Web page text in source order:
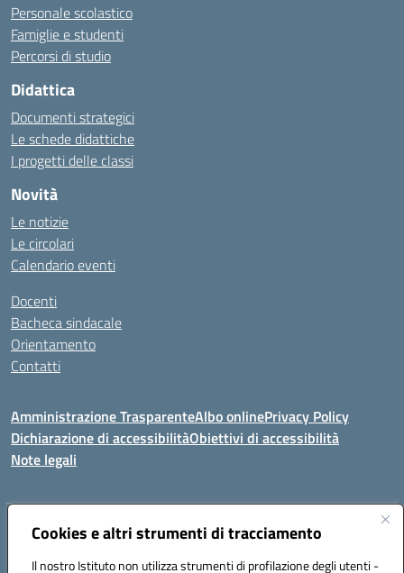
Cookies e altri strumenti di tracciamento
Il nostro Istituto non utilizza strumenti di profilazione degli utenti -
Personale scolastico
Famiglie e studenti
Percorsi di studio
Didattica
Documenti strategici
Le schede didattiche
I progetti delle classi
Novità
Le notizie
Le circolari
Calendario eventi
Docenti
Bacheca sindacale
Orientamento
Contatti
Amministrazione TrasparenteAlbo onlinePrivacy Policy
Dichiarazione di accessibilitàObiettivi di accessibilità
Note legali
Indirizzo:Viale P. Togliatti snc 67039 Sulmona (AQ)
Posta elettronica certificata (PEC):aqis01900g@pec.istruzione.it